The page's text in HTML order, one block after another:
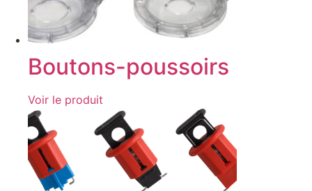
Boutons-poussoirs
Voir le produit